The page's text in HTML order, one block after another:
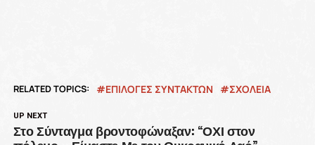
RELATED TOPICS: ΕΠΙΛΟΓΕΣ ΣΥΝΤΑΚΤΩΝ ΣΧΟΛΕΙΑ
UP NEXT
Στο Σύνταγμα βροντοφώναξαν: “ΟΧΙ στον